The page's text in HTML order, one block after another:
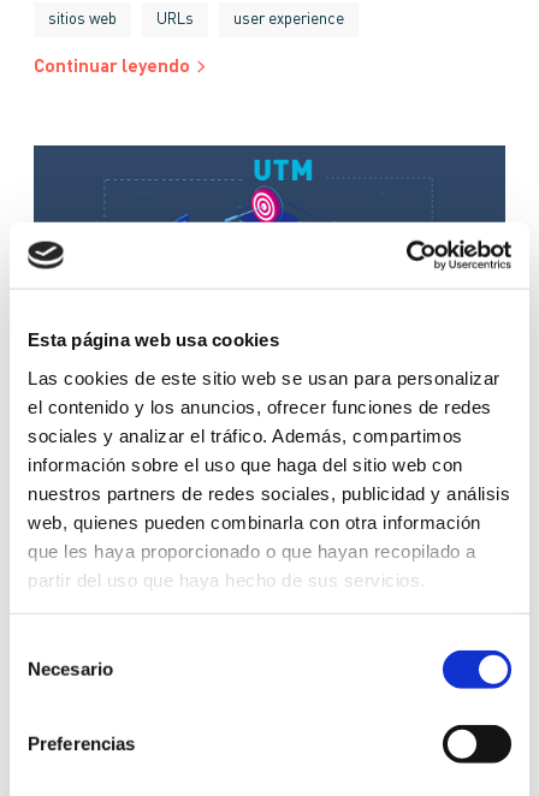
Esta página web usa cookies
Las cookies de este sitio web se usan para personalizar
el contenido y los anuncios, ofrecer funciones de redes
sociales y analizar el tráfico. Además, compartimos
información sobre el uso que haga del sitio web con
nuestros partners de redes sociales, publicidad y análisis
web, quienes pueden combinarla con otra información
que les haya proporcionado o que hayan recopilado a
partir del uso que haya hecho de sus servicios.
Necesario
Preferencias
sitios web URLs user experience
Continuar leyendo
GLOSARIO
FUNCIONES DE LAS UTM
Escrito el01 de octubreporadmin
Te contamos a continuación de qué tratan las UTM, de
qué elementos se componen y cómo pueden ayudarte a